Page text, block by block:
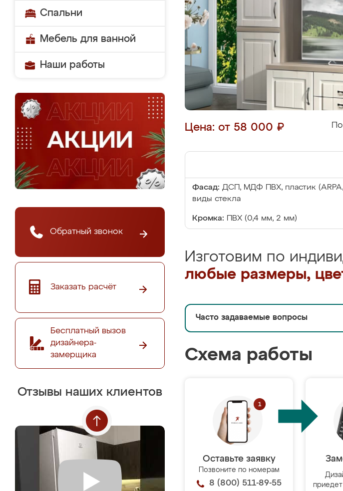
Спальни
Мебель для ванной
Наши работы
Обратный звонок
Заказать расчёт
Бесплатный вызов
дизайнера-
замерщика
Отзывы наших клиентов
Цена: от 58 000 ₽
Фасад: ДСП, МДФ ПВХ, пластик
виды стекла
Кромка: ПВХ (0,4 мм, 2 мм)
Изготовим по
любые размеры,
Часто задаваемые вопросы
Схема работы
Оставьте заявку
Позвоните по номерам
8 (800) 511-89-55